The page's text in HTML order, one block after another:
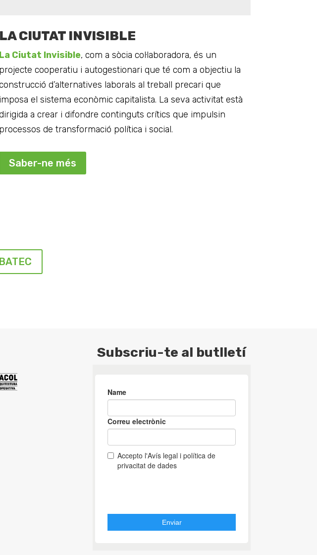
LA CIUTAT INVISIBLE
La Ciutat Invisible, com a sòcia col·laboradora, és un
projecte cooperatiu i autogestionari que té com a objectiu la
d’alternatives laborals al treball precari que
imposa el sistema econòmic capitalista. La seva activitat està
a crear i difondre continguts crítics que impulsin
processos de transformació política i social.
Saber-ne més
Subscriu-te al butlletí